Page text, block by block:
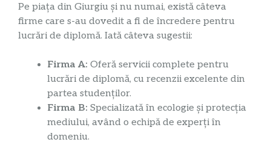
Pe piața din Giurgiu și nu numai, există câteva
firme care s-au dovedit a fi de încredere pentru
lucrări de diplomă. Iată câteva sugestii:
Firma A: Oferă servicii complete pentru
lucrări de diplomă, cu recenzii excelente din
partea studenților.
Firma B: Specializată în ecologie și protecția
mediului, având o echipă de experți în
domeniu.